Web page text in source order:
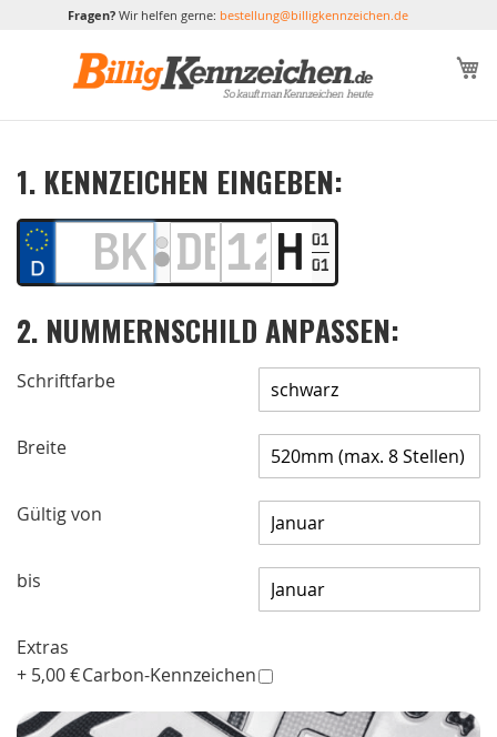
Fragen?Wir helfen gerne: bestellung@billigkennzeichen.de
1. KENNZEICHEN EINGEBEN:
01
01
2. NUMMERNSCHILD ANPASSEN:
Schriftfarbe
Breite
Gültig von
bis
Extras
+ 5,00 €Carbon-Kennzeichen